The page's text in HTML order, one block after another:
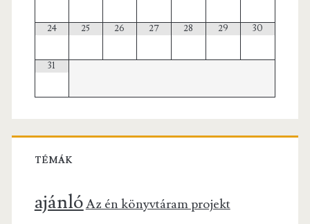
24 25 26 27 28 29 30
31
TÉMÁK
ajánlóAz én könyvtáram projekt